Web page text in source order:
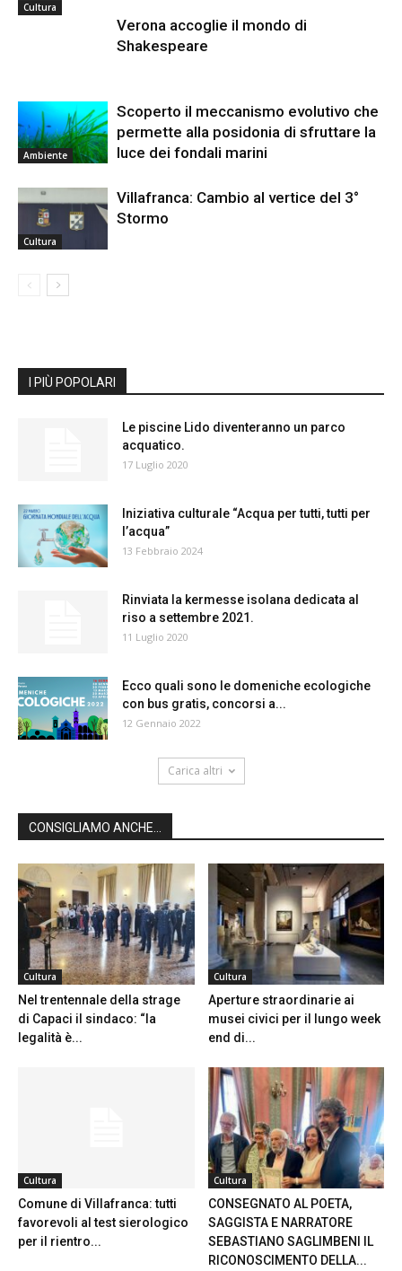
Cultura
Verona accoglie il mondo di
Shakespeare
Ambiente
Scoperto il meccanismo evolutivo che
permette alla posidonia di sfruttare la
luce dei fondali marini
Cultura
Villafranca: Cambio al vertice del 3°
Stormo
I PIÙ POPOLARI
Le piscine Lido diventeranno un parco
acquatico.
17 Luglio 2020
Iniziativa culturale “Acqua per tutti, tutti per
l’acqua”
13 Febbraio 2024
Rinviata la kermesse isolana dedicata al
riso a settembre 2021.
11 Luglio 2020
Ecco quali sono le domeniche ecologiche
con bus gratis, concorsi a...
12 Gennaio 2022
Carica altri
CONSIGLIAMO ANCHE...
Cultura
Nel trentennale della strage
di Capaci il sindaco: “la
legalità è...
Cultura
Aperture straordinarie ai
musei civici per il lungo week
end di...
Cultura
Comune di Villafranca: tutti
favorevoli al test sierologico
per il rientro...
Cultura
CONSEGNATO AL POETA,
SAGGISTA E NARRATORE
SEBASTIANO SAGLIMBENI IL
RICONOSCIMENTO DELLA...